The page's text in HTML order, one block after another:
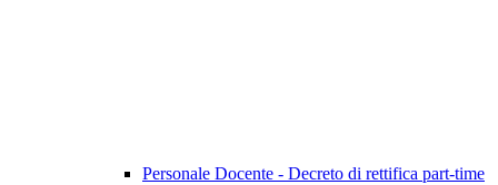
Personale Docente - Decreto di rettifica part-time